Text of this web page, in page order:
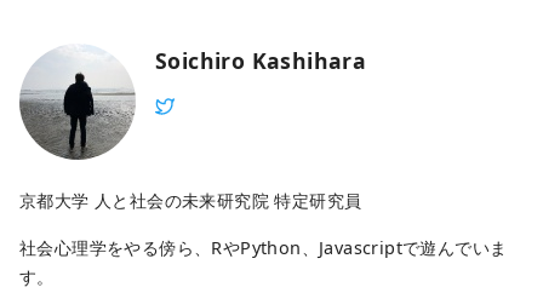
Soichiro Kashihara
京都大学 人と社会の未来研究院 特定研究員
社会心理学をやる傍ら、RやPython、Javascriptで遊んでいま
す。